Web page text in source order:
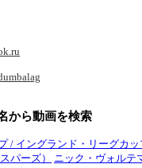
から動画を検索
/ イングランド・リーグカッ
パーズ）
ニック・ヴォルテ